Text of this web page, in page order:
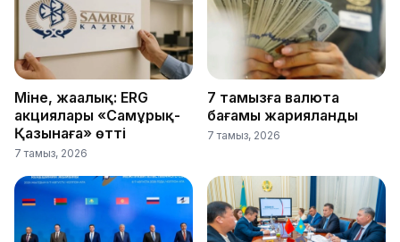
Міне, жаңалық: ERG
акциялары «Самұрық-
Қазынаға» өтті
7 тамыз, 2026
7 тамызға валюта
бағамы жарияланды
7 тамыз, 2026